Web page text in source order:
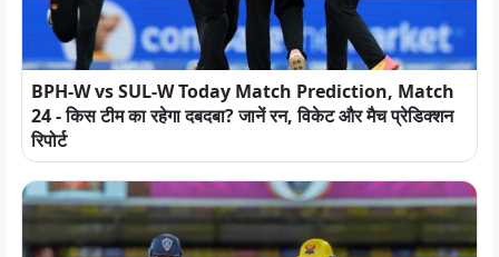
BPH-W vs SUL-W Today Match Prediction, Match
24 - किस टीम का रहेगा दबदबा? जानें रन, विकेट और मैच प्रेडिक्शन
रिपोर्ट